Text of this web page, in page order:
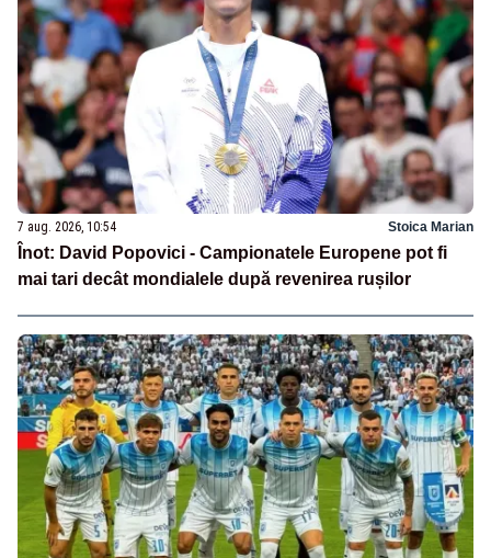
7 aug. 2026, 10:54 Stoica Marian
Înot: David Popovici - Campionatele Europene pot fi
mai tari decât mondialele după revenirea rușilor